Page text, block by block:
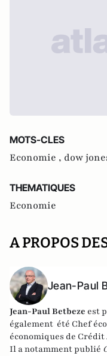
MOTS-CLES
Economie , dow
THEMATIQUES
Economie
A PROPOS
Jean-Paul
Jean-Paul Betbeze est
également été Chef
économiques de Crédit
Il a notamment publié